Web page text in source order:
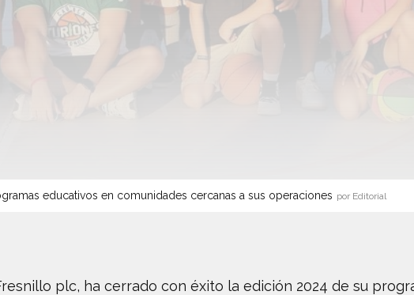
educativos en comunidades cercanas a sus operaciones por Editorial
plc, ha cerrado con éxito la edición 2024 de su